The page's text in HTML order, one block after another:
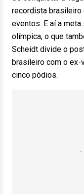
recordista brasileiro
eventos. E aí a
olímpica, o que
Scheidt divide o
brasileiro com o ex-
cinco pódios.